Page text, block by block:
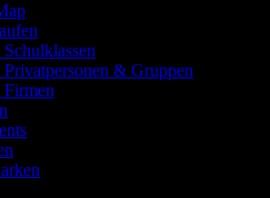
& Gruppen